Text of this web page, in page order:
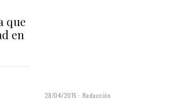
que
en
28/04/2015 Redacción